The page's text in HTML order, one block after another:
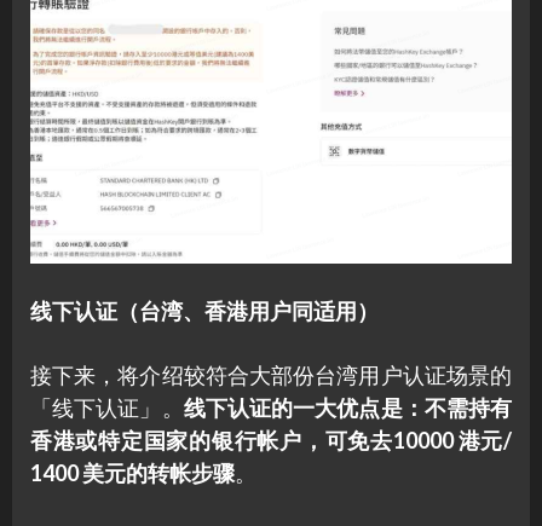
线下认证（台湾、香港用户同适用）
接下来，将介绍较符合大部份台湾用户认证场景的
「线下认证」。 线下认证的一大优点是：不需持有
香港或特定国家的银行帐户，可免去10000 港元/
1400 美元的转帐步骤。